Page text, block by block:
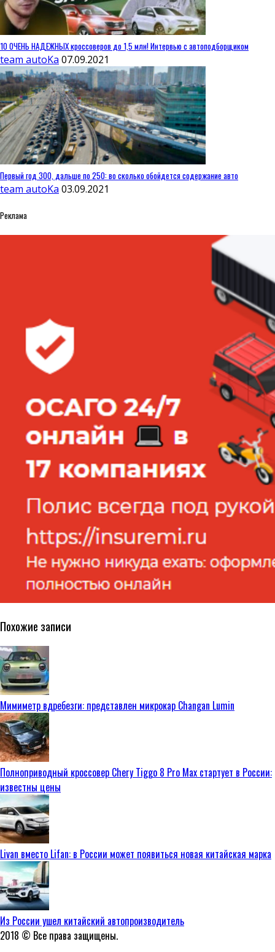
10 ОЧЕНЬ НАДЕЖНЫХ кроссоверов до 1,5 млн! Интервью с автоподборщиком
team autoKa 07.09.2021
Первый год 300, дальше по 250: во сколько обойдется содержание авто
team autoKa 03.09.2021
Реклама
Похожие записи
Мимиметр вдребезги: представлен микрокар Changan Lumin
Полноприводный кроссовер Chery Tiggo 8 Pro Max стартует в России:
известны цены
Livan вместо Lifan: в России может появиться новая китайская марка
Из России ушел китайский автопроизводитель
2018 © Все права защищены.